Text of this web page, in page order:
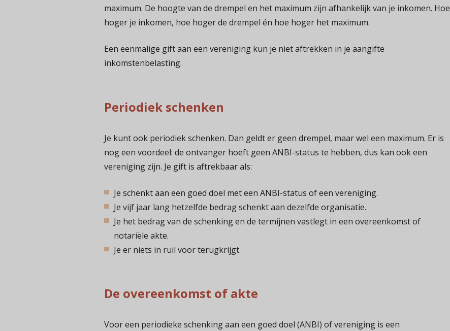
maximum. De hoogte van de drempel en het maximum zijn afhankelijk van je inkomen. Hoe
hoger je inkomen, hoe hoger de drempel én hoe hoger het maximum.
Een eenmalige gift aan een vereniging kun je niet aftrekken in je aangifte
inkomstenbelasting.
Periodiek schenken
Je kunt ook periodiek schenken. Dan geldt er geen drempel, maar wel een maximum. Er is
nog een voordeel: de ontvanger hoeft geen ANBI-status te hebben, dus kan ook een
vereniging zijn. Je gift is aftrekbaar als:
Je schenkt aan een goed doel met een ANBI-status of een vereniging.
Je vijf jaar lang hetzelfde bedrag schenkt aan dezelfde organisatie.
Je het bedrag van de schenking en de termijnen vastlegt in een overeenkomst of
notariële akte.
Je er niets in ruil voor terugkrijgt.
De overeenkomst of akte
Voor een periodieke schenking aan een goed doel (ANBI) of vereniging is een